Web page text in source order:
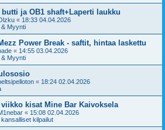
ja OB1 shaft+Laperti laukku
« 18:33 04.04.2026
Myynti
Power Break - saftit, hintaa laskettu
« 14:55 03.04.2026
Myynti
« 18:24 02.04.2026
kisat Mine Bar Kaivoksela
« 15:08 02.04.2026
kansalliset kilpailut